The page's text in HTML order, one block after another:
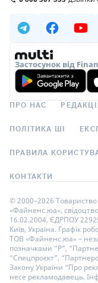
Застосунок від
ПРО НАС
ПОЛІТИКА ШІ
ПРАВИЛА
КОНТАКТИ
© 2000–2026
«Файненс.юа»,
16.02.2004, ЄДРПОУ
Київ, Україна. Графік
ТОВ «Файненс.юа» –
позначками “Р”,
“Спецпроєкт”,
Закону України “Про
несе рекламодавець.